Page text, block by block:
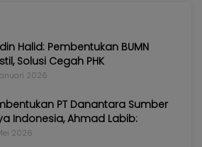
Halid: Pembentukan BUMN
Solusi Cegah PHK
2026
PT Danantara Sumber
Indonesia, Ahmad Labib:
2026